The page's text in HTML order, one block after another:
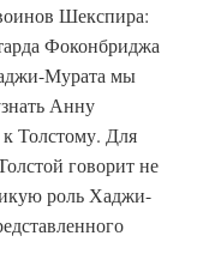
Шекспира:
Фоконбриджа
Мурата мы
Анну
Толстому. Для
говорит не
роль Хаджи-